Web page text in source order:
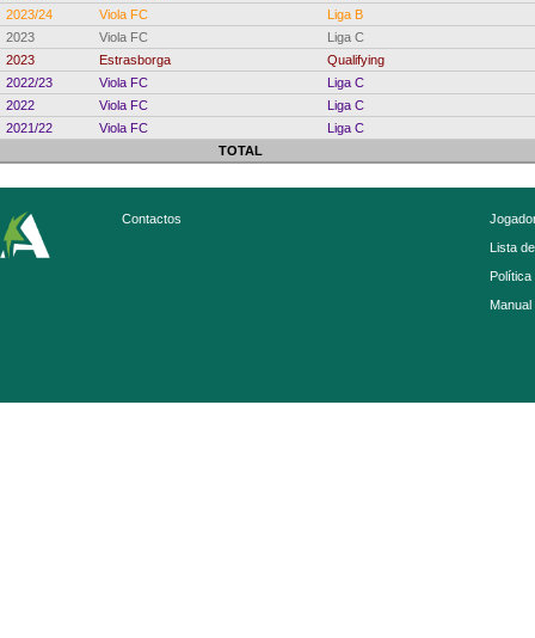
2023/24
Viola FC
Liga B
2023
Viola FC
Liga C
2023
Estrasborga
Qualifying
2022/23
Viola FC
Liga C
2022
Viola FC
Liga C
2021/22
Viola FC
Liga C
TOTAL
Contactos
Lista
Política